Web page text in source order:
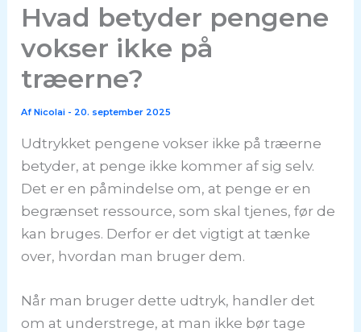
Hvad betyder pengene
vokser ikke på
træerne?
AfNicolai - 20. september 2025
Udtrykket pengene vokser ikke på træerne
betyder, at penge ikke kommer af sig selv.
Det er en påmindelse om, at penge er en
begrænset ressource, som skal tjenes, før de
kan bruges. Derfor er det vigtigt at tænke
over, hvordan man bruger dem.
Når man bruger dette udtryk, handler det
om at understrege, at man ikke bør tage